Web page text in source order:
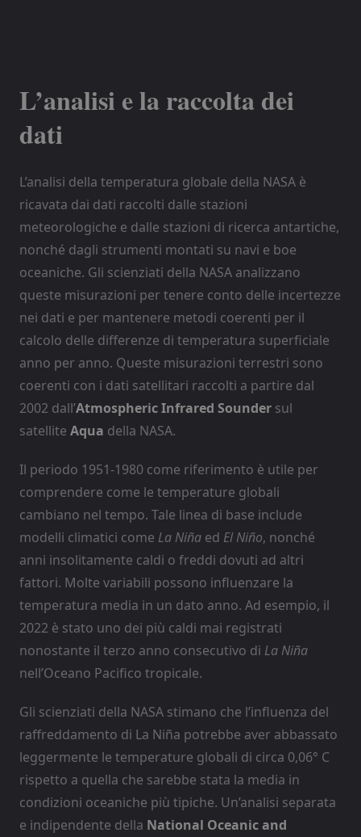
L’analisi e la raccolta dei
dati
L’analisi della temperatura globale della NASA è
ricavata dai dati raccolti dalle stazioni
meteorologiche e dalle stazioni di ricerca antartiche,
nonché dagli strumenti montati su navi e boe
oceaniche. Gli scienziati della NASA analizzano
queste misurazioni per tenere conto delle incertezze
nei dati e per mantenere metodi coerenti per il
calcolo delle differenze di temperatura superficiale
anno per anno. Queste misurazioni terrestri sono
coerenti con i dati satellitari raccolti a partire dal
2002 dall’Atmospheric Infrared Sounder sul
satellite Aqua della NASA.
Il periodo 1951-1980 come riferimento è utile per
comprendere come le temperature globali
cambiano nel tempo. Tale linea di base include
modelli climatici come La Niña ed El Niño, nonché
anni insolitamente caldi o freddi dovuti ad altri
fattori. Molte variabili possono influenzare la
temperatura media in un dato anno. Ad esempio, il
2022 è stato uno dei più caldi mai registrati
nonostante il terzo anno consecutivo di La Niña
nell’Oceano Pacifico tropicale.
Gli scienziati della NASA stimano che l’influenza del
raffreddamento di La Niña potrebbe aver abbassato
leggermente le temperature globali di circa 0,06° C
rispetto a quella che sarebbe stata la media in
condizioni oceaniche più tipiche. Un’analisi separata
e indipendente della National Oceanic and